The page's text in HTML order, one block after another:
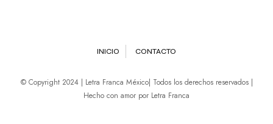
INICIO CONTACTO
© Copyright 2024 | Letra Franca México| Todos los derechos reservados |
Hecho con amor por Letra Franca